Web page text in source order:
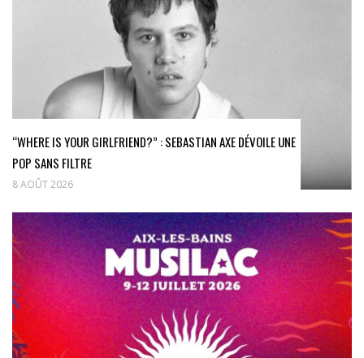
“WHERE IS YOUR GIRLFRIEND?” : SEBASTIAN AXE DÉVOILE UNE
POP SANS FILTRE
8 AOÛT 2026